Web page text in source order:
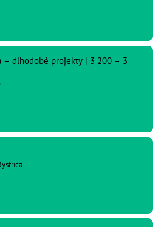
– dlhodobé projekty | 3 200 – 3